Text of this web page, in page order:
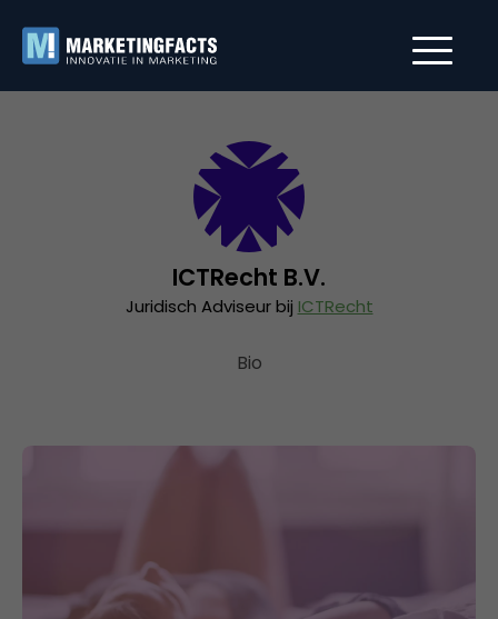
ICTRecht B.V.
Juridisch Adviseur bij ICTRecht
Bio